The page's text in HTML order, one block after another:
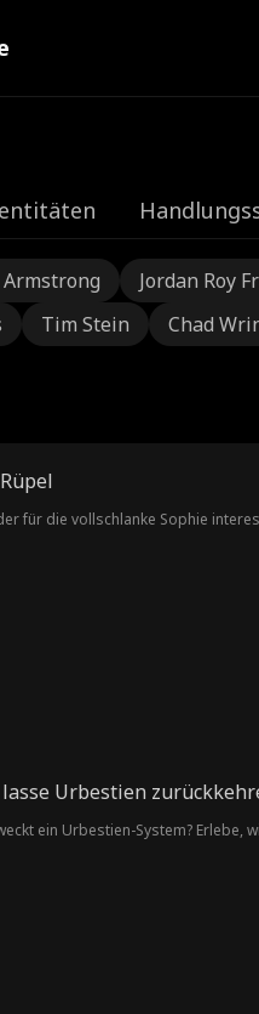
Armstrong Jordan Roy
Tim Stein Chad
für die vollschlanke Sophie
Urbestien
ein Urbestien-System?